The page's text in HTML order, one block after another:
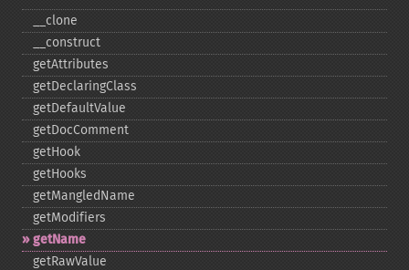
_​_​clone
_​_​construct
getAttributes
getDeclaringClass
getDefaultValue
getDocComment
getHook
getHooks
getMangledName
getModifiers
getName
getRawValue